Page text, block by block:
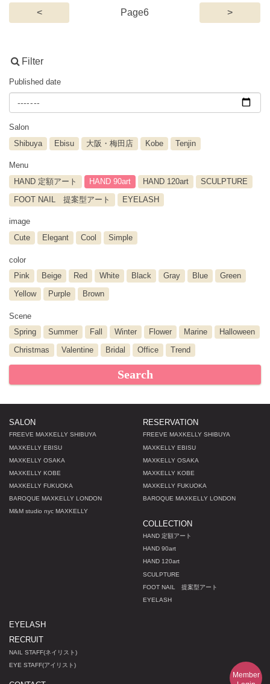
< 6(current) >
Filter
Published date
Salon
Shibuya
Ebisu 大阪・梅田店 Kobe Tenjin
Menu
HAND 定額アート
HAND 90art HAND 120art
SCULPTURE
FOOT NAIL 提案型アート
EYELASH
image
Cute
Elegant Cool Simple
color
Pink
Beige Red White Black Gray Blue
Green
Yellow
Purple Brown
Scene
Spring
Summer Fall Winter Flower Marine
Halloween
Christmas
Valentine Bridal Office Trend
Search
Member
SALON
FREEVE MAXKELLY SHIBUYA
MAXKELLY EBISU
MAXKELLY OSAKA
MAXKELLY KOBE
MAXKELLY FUKUOKA
BAROQUE MAXKELLY LONDON
M&M studio nyc MAXKELLY
RESERVATION
FREEVE MAXKELLY SHIBUYA
MAXKELLY EBISU
MAXKELLY OSAKA
MAXKELLY KOBE
MAXKELLY FUKUOKA
BAROQUE MAXKELLY LONDON
COLLECTION
HAND 定額アート
HAND 90art
HAND 120art
SCULPTURE
FOOT NAIL 提案型アート
EYELASH
EYELASH
RECRUIT
NAIL STAFF(ネイリスト)
EYE STAFF(アイリスト)